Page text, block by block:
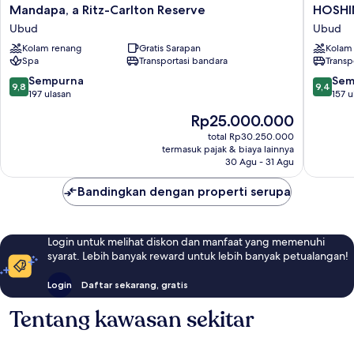
Mandapa,
a
Ritz-
Carlton
Reserve
Ubud
Mandapa, a Ritz-Carlton Reserve
Ubud
Kolam renang
Gratis Sarapan
Spa
Transportasi bandara
9.8
dari
9,8 Sempurna
197 ulasan
Harga
sekarang
Rp25.000.000
Rp25.000.000
total Rp30.250.000
termasuk pajak & biaya lainnya
30 Agu - 31 Agu
Bali
Ubud
Ubud
9.4
dari
9,4
157
Bandingkan dengan properti serupa
Login untuk melihat diskon dan manfaat yang memenuhi
syarat. Lebih banyak reward untuk lebih banyak petualangan!
Login Daftar sekarang, gratis
Tentang kawasan sekitar